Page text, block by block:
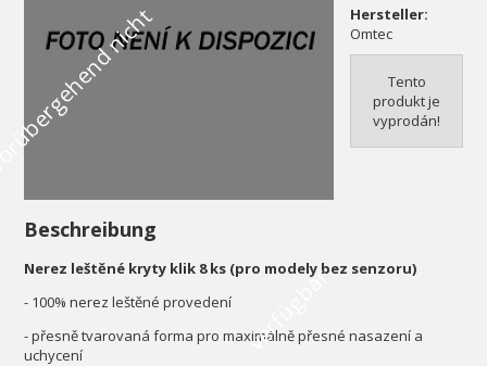
r
Hersteller:
Omtec
Tento
produkt je
vyprodán!
Beschreibung
Nerez leštěné kryty klik 8 ks (pro modely bez senzoru)
- 100% nerez leštěné provedení
- přesně tvarovaná forma pro maximálně přesné nasazení a
uchycení